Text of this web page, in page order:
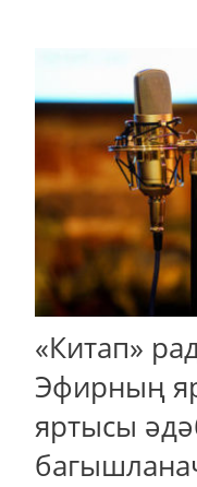
«Китап»
Эфирның
яртысы